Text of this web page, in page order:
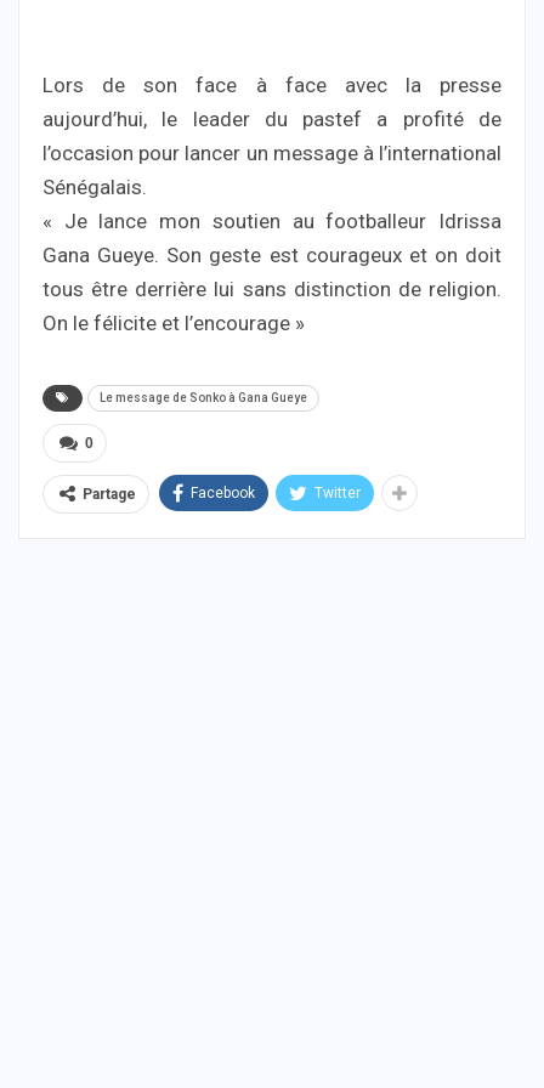
Lors de son face à face avec la presse
aujourd’hui, le leader du pastef a profité de
l’occasion pour lancer un message à l’international
Sénégalais.
« Je lance mon soutien au footballeur Idrissa
Gana Gueye. Son geste est courageux et on doit
tous être derrière lui sans distinction de religion.
On le félicite et l’encourage »
Le message de Sonko à Gana Gueye
0
Partage Facebook Twitter